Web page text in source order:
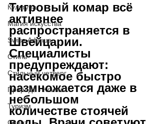
Культура
Магия искусства
Swiss Афиша
Стиль
Стильный четверг
Природа - Климат
Туризм
Тигровый комар всё
активнее
распространяется в
Швейцарии.
Специалисты
предупреждают:
насекомое быстро
размножается даже в
небольшом
количестве стоячей